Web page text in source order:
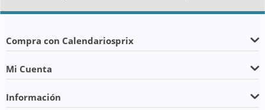
Compra con Calendariosprix
Mi Cuenta
Información